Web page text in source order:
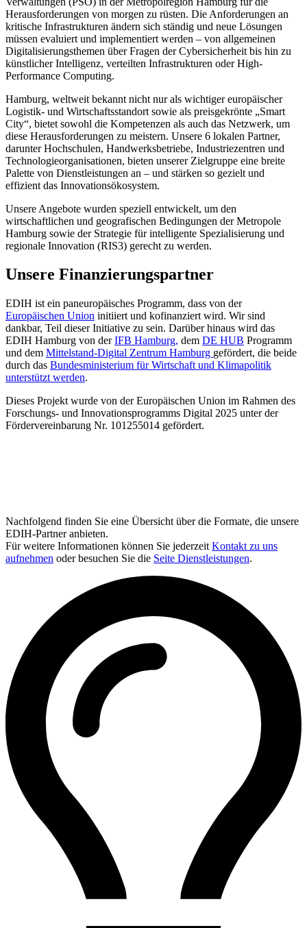
Herausforderungen von morgen zu rüsten. Die Anforderungen an
kritische Infrastrukturen ändern sich ständig und neue Lösungen
müssen evaluiert und implementiert werden – von allgemeinen
Digitalisierungsthemen über Fragen der Cybersicherheit bis hin zu
künstlicher Intelligenz, verteilten Infrastrukturen oder High-
Performance Computing.
Hamburg, weltweit bekannt nicht nur als wichtiger europäischer
Logistik- und Wirtschaftsstandort sowie als preisgekrönte „Smart
City“, bietet sowohl die Kompetenzen als auch das Netzwerk, um
diese Herausforderungen zu meistern. Unsere 6 lokalen Partner,
darunter Hochschulen, Handwerksbetriebe, Industriezentren und
Technologieorganisationen, bieten unserer Zielgruppe eine breite
Palette von Dienstleistungen an – und stärken so gezielt und
effizient das Innovationsökosystem.
Unsere Angebote wurden speziell entwickelt, um den
wirtschaftlichen und geografischen Bedingungen der Metropole
Hamburg sowie der Strategie für intelligente Spezialisierung und
regionale Innovation (RIS3) gerecht zu werden.
Unsere Finanzierungspartner
EDIH ist ein paneuropäisches Programm, dass von der
Europäischen Union initiiert und kofinanziert wird. Wir sind
dankbar, Teil dieser Initiative zu sein. Darüber hinaus wird das
EDIH Hamburg von derIFB Hamburg, dem DE HUB Programm
und dem Mittelstand-Digital Zentrum Hamburg gefördert, die beide
durch das Bundesministerium für Wirtschaft und Klimapolitik
unterstützt werden.
Dieses Projekt wurde von der Europäischen Union im Rahmen des
Forschungs- und Innovationsprogramms Digital 2025 unter der
Fördervereinbarung Nr. 101255014 gefördert.
Nachfolgend finden Sie eine Übersicht über die Formate, die unsere
EDIH-Partner anbieten.
Für weitere Informationen können Sie jederzeit Kontakt zu uns
aufnehmen oder besuchen Sie die Seite Dienstleistungen.